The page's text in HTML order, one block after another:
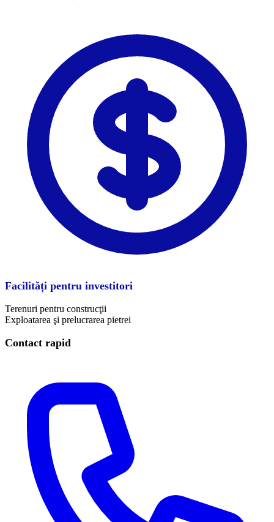
Facilități pentru investitori
Terenuri pentru construcţii
Exploatarea şi prelucrarea pietrei
Contact rapid